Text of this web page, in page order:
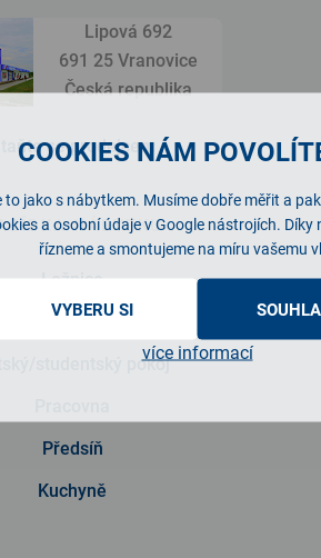
COOKIES NÁM
to jako s nábytkem. Musíme dobře měřit a
a osobní údaje v Google nástrojích. Díky
řízneme a smontujeme na míru vašemu
VYBERU SI
více informací
Lipová 692
691 25 Vranovice
Česká republika
Staňte se prodejcem
NÁBYTKU
Ložnice
Obývací pokoj
studentský pokoj
Předsíň
Kuchyně